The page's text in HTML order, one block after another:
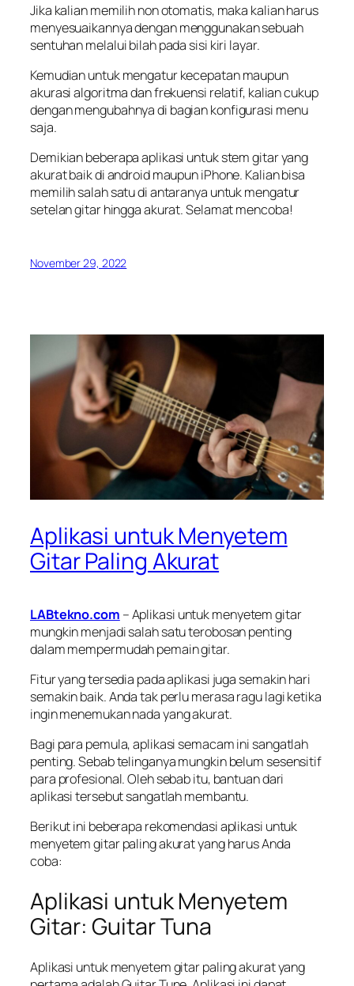
Jika kalian memilih non otomatis, maka kalian harus
menyesuaikannya dengan menggunakan sebuah
sentuhan melalui bilah pada sisi kiri layar.
Kemudian untuk mengatur kecepatan maupun
akurasi algoritma dan frekuensi relatif, kalian cukup
dengan mengubahnya di bagian konfigurasi menu
saja.
Demikian beberapa aplikasi untuk stem gitar yang
akurat baik di android maupun iPhone. Kalian bisa
memilih salah satu di antaranya untuk mengatur
setelan gitar hingga akurat. Selamat mencoba!
November 29, 2022
Aplikasi untuk Menyetem
Gitar Paling Akurat
LABtekno.com – Aplikasi untuk menyetem gitar
mungkin menjadi salah satu terobosan penting
dalam mempermudah pemain gitar.
Fitur yang tersedia pada aplikasi juga semakin hari
semakin baik. Anda tak perlu merasa ragu lagi ketika
ingin menemukan nada yang akurat.
Bagi para pemula, aplikasi semacam ini sangatlah
penting. Sebab telinganya mungkin belum sesensitif
para profesional. Oleh sebab itu, bantuan dari
aplikasi tersebut sangatlah membantu.
Berikut ini beberapa rekomendasi aplikasi untuk
menyetem gitar paling akurat yang harus Anda
coba:
Aplikasi untuk Menyetem
Gitar: Guitar Tuna
Aplikasi untuk menyetem gitar paling akurat yang